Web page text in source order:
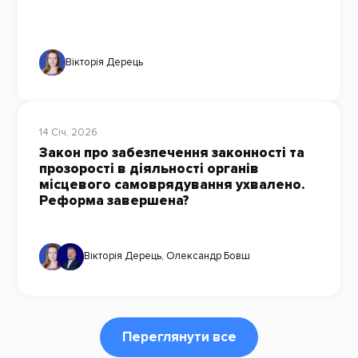
Вікторія Дерець
14 Січ, 2026
Закон про забезпечення законності та
прозорості в діяльності органів
місцевого самоврядування ухвалено.
Реформа завершена?
Вікторія Дерець, Олександр Бовш
Переглянути все